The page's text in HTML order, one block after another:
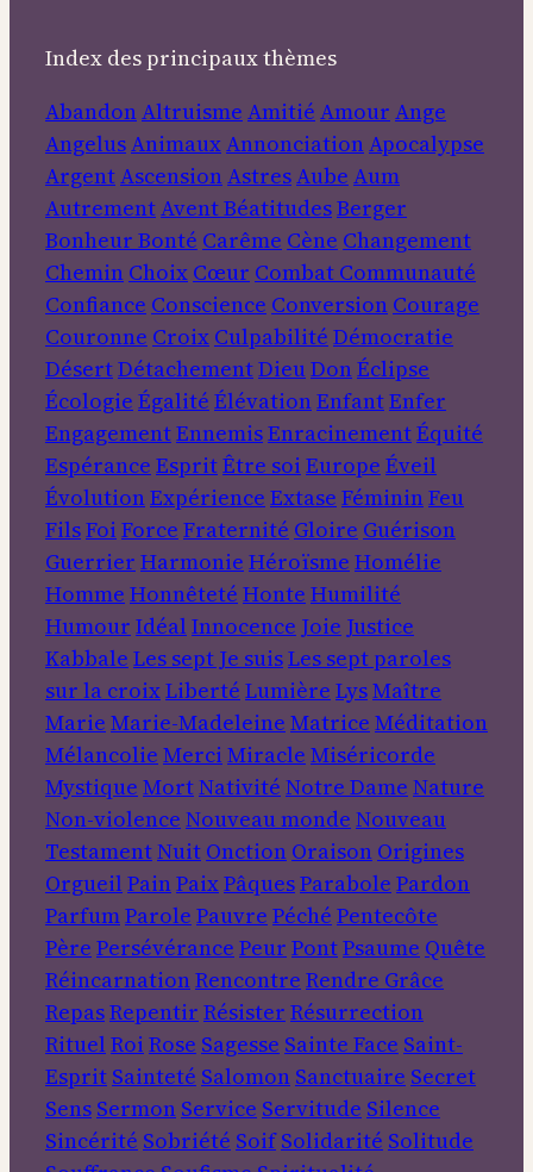
Index des principaux thèmes
AbandonAltruisme Amitié Amour Ange
AngelusAnimauxAnnonciationApocalypse
ArgentAscensionAstresAube Aum
AutrementAventBéatitudesBerger
Bonheur Bonté Carême Cène Changement
Chemin Choix Cœur Combat Communauté
Confiance Conscience Conversion Courage
Couronne Croix Culpabilité Démocratie
DésertDétachementDieuDonÉclipse
Écologie Égalité ÉlévationEnfantEnfer
EngagementEnnemisEnracinementÉquité
Espérance EspritÊtre soi Europe Éveil
ÉvolutionExpérience Extase FémininFeu
FilsFoi Force Fraternité Gloire Guérison
Guerrier Harmonie Héroïsme Homélie
Homme Honnêteté Honte Humilité
Humour Idéal Innocence Joie Justice
Kabbale Les sept Je suisLes sept paroles
sur la croixLiberté Lumière LysMaître
Marie Marie-Madeleine Matrice Méditation
Mélancolie Merci Miracle Miséricorde
Mystique MortNativité Notre Dame Nature
Non-violence Nouveau monde Nouveau
TestamentNuit Onction Oraison Origines
Orgueil PainPaixPâquesParabole Pardon
ParfumParole Pauvre Péché Pentecôte
Père Persévérance Peur PontPsaume Quête
RéincarnationRencontre Rendre Grâce
RepasRepentir Résister Résurrection
Rituel Roi Rose Sagesse Sainte Face Saint-
Esprit Sainteté Salomon Sanctuaire Secret
Sens Sermon Service Servitude Silence
Sincérité Sobriété Soif Solidarité Solitude